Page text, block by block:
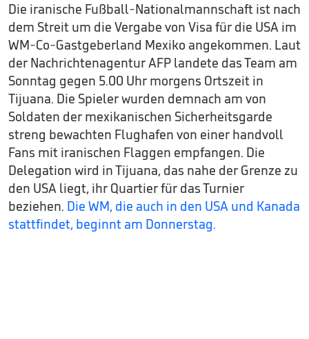
Die iranische Fußball-Nationalmannschaft ist nach
dem Streit um die Vergabe von Visa für die USA im
WM-Co-Gastgeberland Mexiko angekommen. Laut
der Nachrichtenagentur AFP landete das Team am
Sonntag gegen 5.00 Uhr morgens Ortszeit in
Tijuana. Die Spieler wurden demnach am von
Soldaten der mexikanischen Sicherheitsgarde
streng bewachten Flughafen von einer handvoll
Fans mit iranischen Flaggen empfangen. Die
Delegation wird in Tijuana, das nahe der Grenze zu
den USA liegt, ihr Quartier für das Turnier
beziehen. Die WM, die auch in den USA und Kanada
stattfindet, beginnt am Donnerstag.